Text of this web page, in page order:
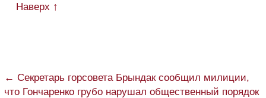
Наверх ↑
← Секретарь горсовета Брындак сообщил милиции,
что Гончаренко грубо нарушал общественный порядок